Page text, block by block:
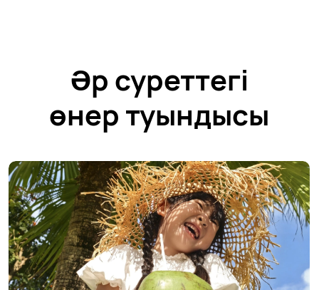
Әр суреттегі
өнер туындысы